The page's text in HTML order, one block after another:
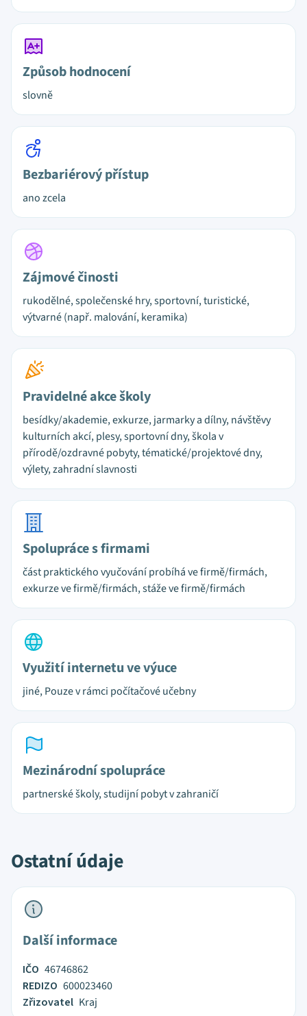
Způsob hodnocení
slovně
Bezbariérový přístup
ano zcela
Zájmové činosti
rukodělné, společenské hry, sportovní, turistické,
výtvarné (např. malování, keramika)
Pravidelné akce školy
besídky/akademie, exkurze, jarmarky a dílny, návštěvy
kulturních akcí, plesy, sportovní dny, škola v
přírodě/ozdravné pobyty, tématické/projektové dny,
výlety, zahradní slavnosti
Spolupráce s firmami
část praktického vyučování probíhá ve firmě/firmách,
exkurze ve firmě/firmách, stáže ve firmě/firmách
Využití internetu ve výuce
jiné, Pouze v rámci počítačové učebny
Mezinárodní spolupráce
partnerské školy, studijní pobyt v zahraničí
Ostatní údaje
Další informace
IČO 46746862
REDIZO 600023460
Zřizovatel Kraj